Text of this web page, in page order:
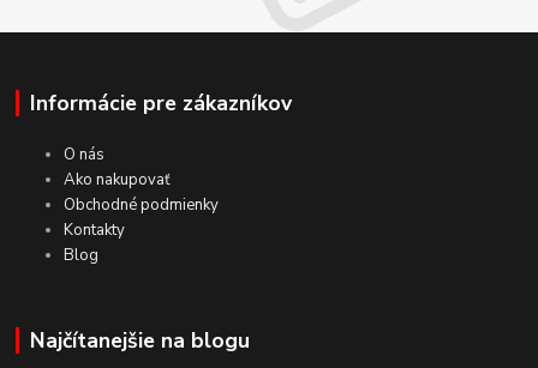
Informácie pre zákazníkov
O nás
Ako nakupovať
Obchodné podmienky
Kontakty
Blog
Najčítanejšie na blogu